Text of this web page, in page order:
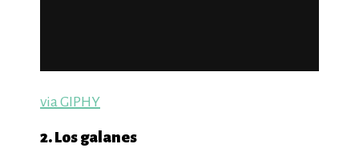
via GIPHY
2. Los galanes